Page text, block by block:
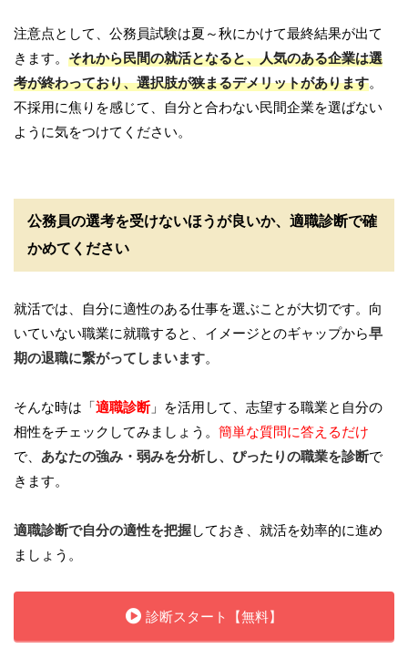
注意点として、公務員試験は夏～秋にかけて最終結果が出て
きます。 それから民間の就活となると、人気のある企業は選
考が終わっており、選択肢が狭まるデメリットがあります。
不採用に焦りを感じて、自分と合わない民間企業を選ばない
ように気をつけてください。
公務員の選考を受けないほうが良いか、適職診断で確
かめてください
就活では、自分に適性のある仕事を選ぶことが大切です。向
いていない職業に就職すると、イメージとのギャップから早
期の退職に繋がってしまいます。
そんな時は「適職診断」を活用して、志望する職業と自分の
相性をチェックしてみましょう。 簡単な質問に答えるだけ
で、 あなたの強み・弱みを分析し、ぴったりの職業を診断で
きます。
適職診断で自分の適性を把握しておき、就活を効率的に進め
ましょう。
診断スタート【無料】